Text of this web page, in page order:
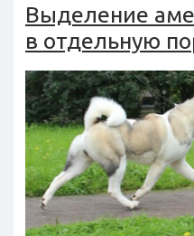
Выделение
в отдельную